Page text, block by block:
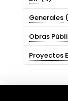
Generales
Obras
Proyectos